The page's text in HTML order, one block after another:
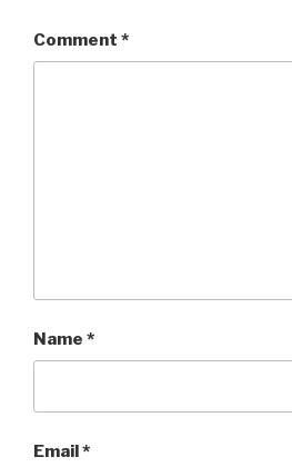
Comment *
Name *
Email*